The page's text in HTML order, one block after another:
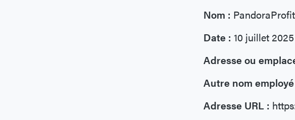
Nom : PandoraProfit
Date : 10 juillet 2025
Adresse ou
Autre nom
Adresse URL :